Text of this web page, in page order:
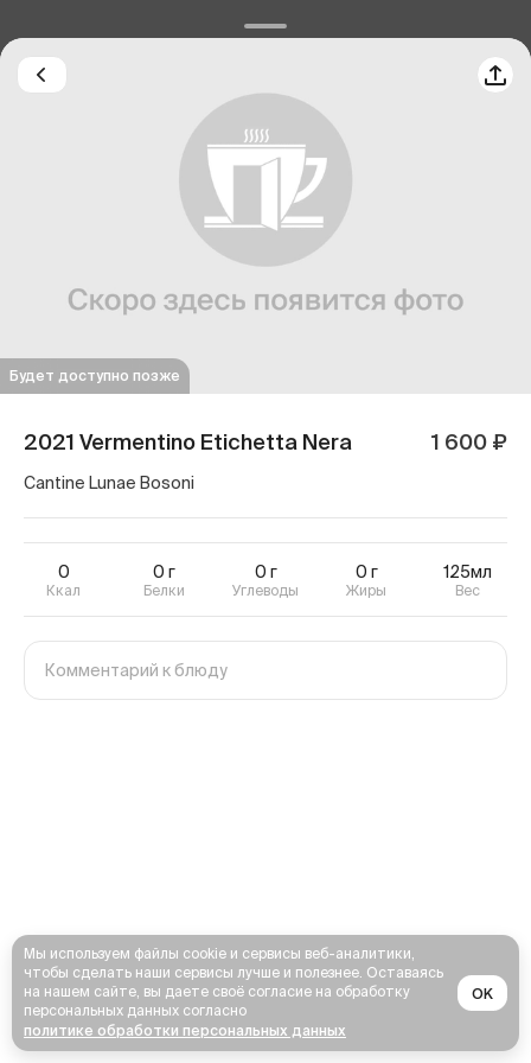
Будет доступно позже
2021 Vermentino Etichetta Nera 1 600 ₽
Cantine Lunae Bosoni
0
Ккал
0 г
Белки
0 г
Углеводы
0 г
Жиры
125мл
Вес
Мы используем файлы cookie и сервисы веб-аналитики,
чтобы сделать наши сервисы лучше и полезнее. Оставаясь
на нашем сайте, вы даете своё согласие на обработку
персональных данных согласно
политике обработки персональных данных
OK